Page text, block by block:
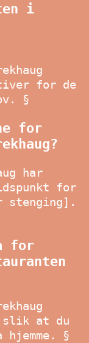
i
for de
§
for
har
for
for
slik at du
§